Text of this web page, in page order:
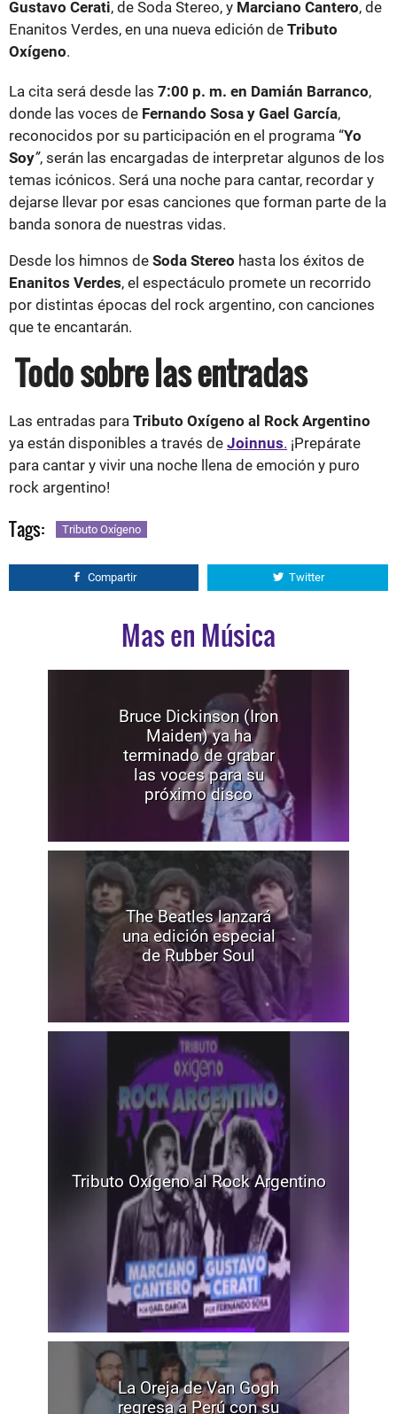
Gustavo Cerati, de Soda Stereo, y Marciano Cantero, de
Enanitos Verdes, en una nueva edición de Tributo
Oxígeno.
La cita será desde las 7:00 p. m. en Damián Barranco,
donde las voces de Fernando Sosa y Gael García,
reconocidos por su participación en el programa “Yo
Soy”, serán las encargadas de interpretar algunos de los
temas icónicos. Será una noche para cantar, recordar y
dejarse llevar por esas canciones que forman parte de la
banda sonora de nuestras vidas.
Desde los himnos de Soda Stereo hasta los éxitos de
Enanitos Verdes, el espectáculo promete un recorrido
por distintas épocas del rock argentino, con canciones
que te encantarán.
Todo sobre las entradas
Las entradas para Tributo Oxígeno al Rock Argentino
ya están disponibles a través de Joinnus. ¡Prepárate
para cantar y vivir una noche llena de emoción y puro
rock argentino!
Tags: Tributo Oxígeno
Compartir Twitter
Mas en Música
Bruce Dickinson (Iron
Maiden) ya ha
terminado de grabar
las voces para su
próximo disco
The Beatles lanzará
una edición especial
de Rubber Soul
Tributo Oxígeno al Rock Argentino
La Oreja de Van Gogh
regresa a Perú con su